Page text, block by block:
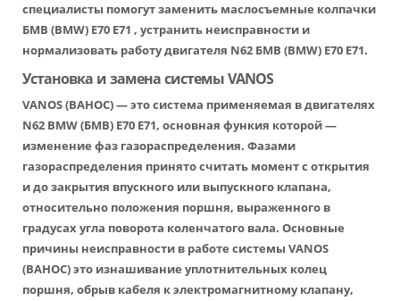
специалисты помогут заменить маслосъемные колпачки
БМВ (BMW) Е70 Е71 , устранить неисправности и
нормализовать работу двигателя N62 БМВ (BMW) Е70 Е71.
Установка и замена системы VANOS
VANOS (ВАНОС) — это система применяемая в двигателях
N62 BMW (БМВ) Е70 Е71, основная функия которой —
изменение фаз газораспределения. Фазами
газораспределения принято считать момент с открытия
и до закрытия впускного или выпускного клапана,
относительно положения поршня, выраженного в
градусах угла поворота коленчатого вала. Основные
причины неисправности в работе системы VANOS
(ВАНОС) это изнашивание уплотнительных колец
поршня, обрыв кабеля к электромагнитному клапану,